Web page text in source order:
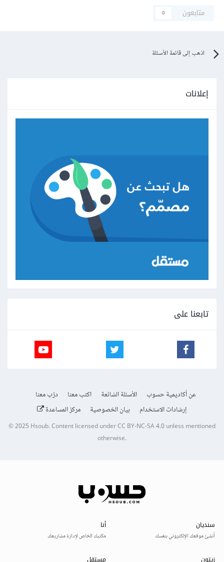
متابعون
0
اذهب إلى قائمة الأسئلة
إعلانات
تابعنا على
عن أكاديمية حسوب الأسئلة الشائعة اكتب معنا
درّب معنا
إرشادات الاستخدام
بيان الخصوصية مركز المساعدة
© 2025Hsoub.Content licensed underCC BY-NC-SA 4.0unless mentioned
otherwise.